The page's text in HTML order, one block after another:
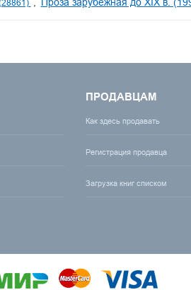
ПРОДАВЦАМ
Как здесь продавать
Регистрация продавца
Загрузка книг списком